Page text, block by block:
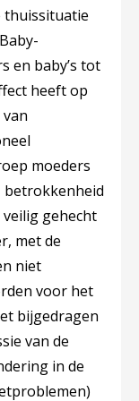
thuissituatie
en baby’s tot
heeft op
moeders
betrokkenheid
veilig gehecht
met de
niet
voor het
bijgedragen
van de
in de